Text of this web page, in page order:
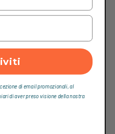
di email promozionali, al
di aver preso visione della nostra